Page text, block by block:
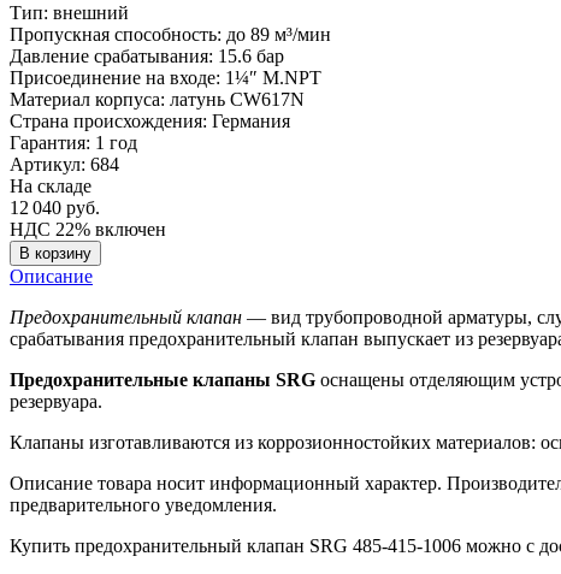
Тип: внешний
Пропускная способность: до 89 м³/мин
Давление срабатывания: 15.6 бар
Присоединение на входе: 1¼″ M.NPT
Материал корпуса: латунь CW617N
Страна происхождения: Германия
Гарантия: 1 год
Артикул: 684
На складе
12 040 руб.
НДС 22% включен
В корзину
Описание
Предохранительный клапан — вид трубопроводной арматуры,
срабатывания предохранительный клапан выпускает из
Предохранительные клапаны SRG оснащены отделяющим
резервуара.
Клапаны изготавливаются из коррозионностойких
Описание товара носит информационный характер.
предварительного уведомления.
Купить предохранительный клапан SRG 485-415-1006 можно с